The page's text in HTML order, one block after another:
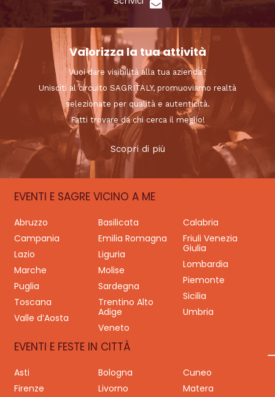
Valorizza la tua attività
Vuoi dare visibilità alla tua azienda?
Unisciti al circuito SAGRITALY, promuoviamo realtà
selezionate per qualità e autenticità.
Fatti trovare da chi cerca il meglio!
Scopri di più
EVENTI E SAGRE VICINO A ME
Abruzzo Basilicata
Calabria
Campania
Emilia Romagna
Friuli Venezia
Giulia
Lazio
Liguria
Lombardia
Marche
Molise
Piemonte
Puglia
Sardegna
Sicilia
Toscana
Trentino Alto
Adige
Umbria
Valle d’Aosta
Veneto
EVENTI E FESTE IN CITTÀ
Asti Bologna
Cuneo
Firenze
Livorno
Matera